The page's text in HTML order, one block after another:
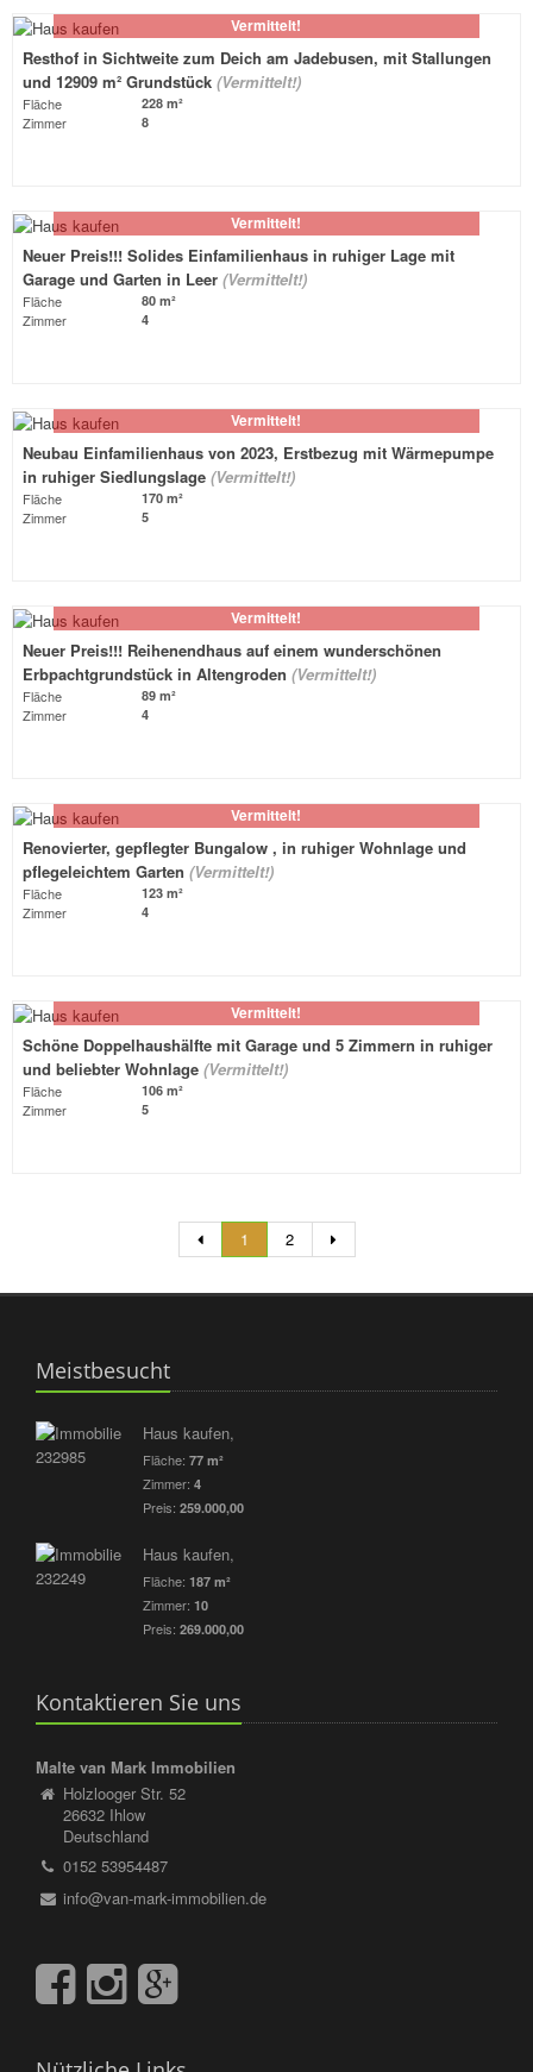
Vermittelt!
Resthof in Sichtweite zum Deich am Jadebusen, mit Stallungen
und 12909 m² Grundstück (Vermittelt!)
Fläche 228 m²
Zimmer 8
Vermittelt!
Neuer Preis!!! Solides Einfamilienhaus in ruhiger Lage mit
Garage und Garten in Leer (Vermittelt!)
Fläche 80 m²
Zimmer 4
Vermittelt!
Neubau Einfamilienhaus von 2023, Erstbezug mit Wärmepumpe
in ruhiger Siedlungslage (Vermittelt!)
Fläche 170 m²
Zimmer 5
Vermittelt!
Neuer Preis!!! Reihenendhaus auf einem wunderschönen
Erbpachtgrundstück in Altengroden (Vermittelt!)
Fläche 89 m²
Zimmer 4
Vermittelt!
Renovierter, gepflegter Bungalow , in ruhiger Wohnlage und
pflegeleichtem Garten (Vermittelt!)
Fläche 123 m²
Zimmer 4
Vermittelt!
Schöne Doppelhaushälfte mit Garage und 5 Zimmern in ruhiger
und beliebter Wohnlage (Vermittelt!)
Fläche 106 m²
Zimmer 5
1 2
Meistbesucht
Haus kaufen,
Fläche: 77 m²
Zimmer: 4
Preis: 259.000,00
Haus kaufen,
Fläche: 187 m²
Zimmer: 10
Preis: 269.000,00
Kontaktieren Sie uns
Malte van Mark Immobilien
Holzlooger Str. 52
26632 Ihlow
Deutschland
0152 53954487
info@van-mark-immobilien.de